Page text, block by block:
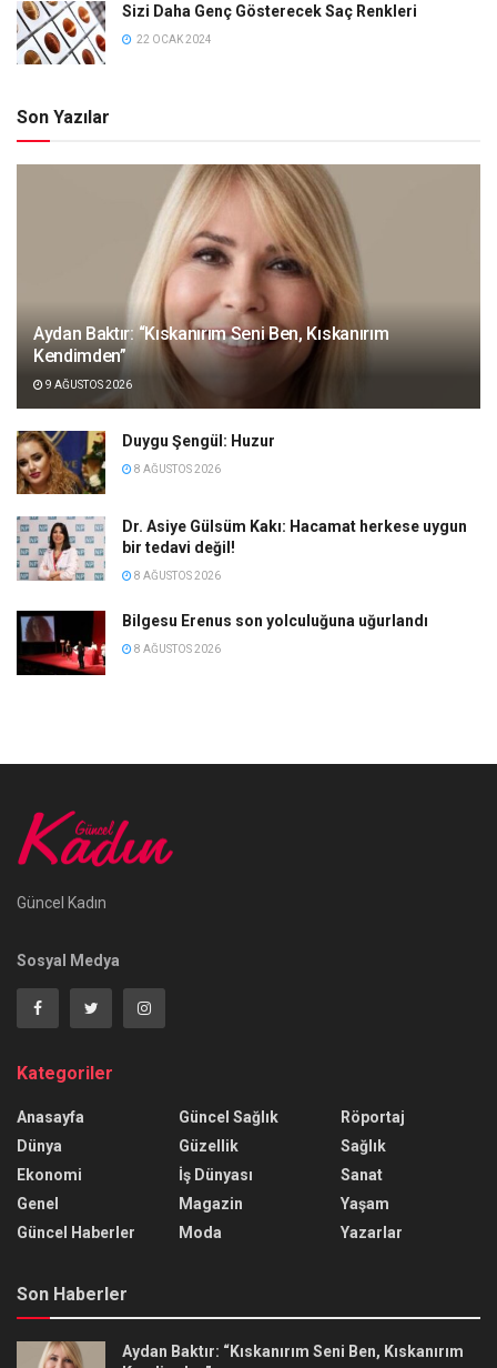
Sizi Daha Genç Gösterecek Saç Renkleri
22 OCAK 2024
Son Yazılar
Aydan Baktır: “Kıskanırım Seni Ben, Kıskanırım
Kendimden”
9 AĞUSTOS 2026
Duygu Şengül: Huzur
8 AĞUSTOS 2026
Dr. Asiye Gülsüm Kakı: Hacamat herkese uygun
bir tedavi değil!
8 AĞUSTOS 2026
Bilgesu Erenus son yolculuğuna uğurlandı
8 AĞUSTOS 2026
Güncel Kadın
Sosyal Medya
Kategoriler
Anasayfa
Dünya
Ekonomi
Genel
Güncel Haberler
Güncel Sağlık
Güzellik
İş Dünyası
Magazin
Moda
Röportaj
Sağlık
Sanat
Yaşam
Yazarlar
Son Haberler
Aydan Baktır: “Kıskanırım Seni Ben, Kıskanırım